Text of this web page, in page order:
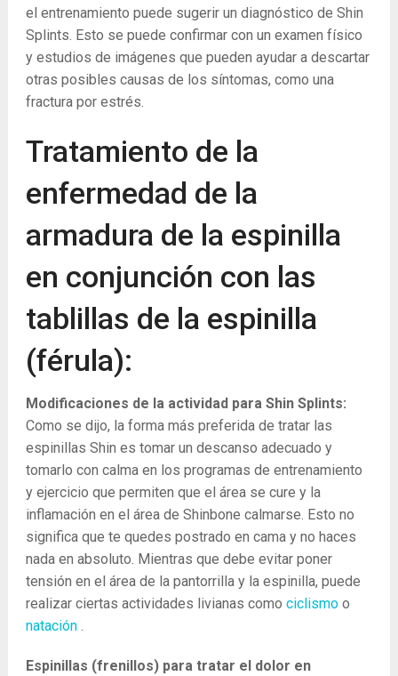
el entrenamiento puede sugerir un diagnóstico de Shin
Splints. Esto se puede confirmar con un examen físico
y estudios de imágenes que pueden ayudar a descartar
otras posibles causas de los síntomas, como una
fractura por estrés.
Tratamiento de la
enfermedad de la
armadura de la espinilla
en conjunción con las
tablillas de la espinilla
(férula):
Modificaciones de la actividad para Shin Splints:
Como se dijo, la forma más preferida de tratar las
espinillas Shin es tomar un descanso adecuado y
tomarlo con calma en los programas de entrenamiento
y ejercicio que permiten que el área se cure y la
inflamación en el área de Shinbone calmarse. Esto no
significa que te quedes postrado en cama y no haces
nada en absoluto. Mientras que debe evitar poner
tensión en el área de la pantorrilla y la espinilla, puede
realizar ciertas actividades livianas como ciclismo o
natación .
Espinillas (frenillos) para tratar el dolor en